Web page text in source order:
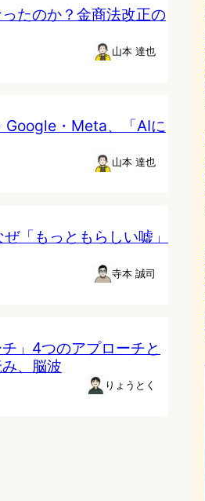
たのか？金商法改正の
山本 達也
・Meta、「AIに
山本 達也
「もっともらしい嘘」
寺本 誠司
」4つのアプローチと
、脳波
りょうとく